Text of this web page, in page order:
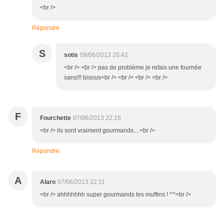
<br />
Répondre
S sotis 08/06/2013 20:42
<br /> <br /> pas de problème je refais une fournée
sans!!! bisous<br /> <br /> <br /> <br />
F Fourchette 07/06/2013 22:16
<br /> ils sont vraiment gourmands....<br />
Répondre
A Alaro 07/06/2013 22:11
<br /> ahhhhhhh super gourmands tes muffins ! ^^<br />